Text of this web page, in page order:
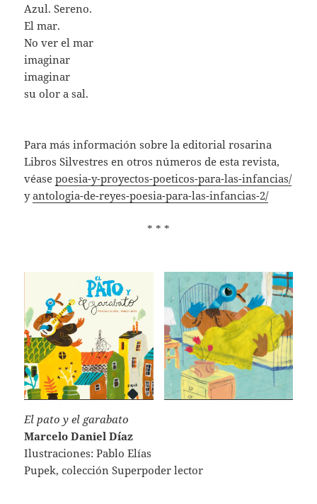
Azul. Sereno.
El mar.
No ver el mar
imaginar
imaginar
su olor a sal.
Para más información sobre la editorial rosarina
Libros Silvestres en otros números de esta revista,
véasepoesia-y-proyectos-poeticos-para-las-infancias/
yantologia-de-reyes-poesia-para-las-infancias-2/
* * *
El pato y el garabato
Marcelo Daniel Díaz
Ilustraciones: Pablo Elías
Pupek, colección Superpoder lector